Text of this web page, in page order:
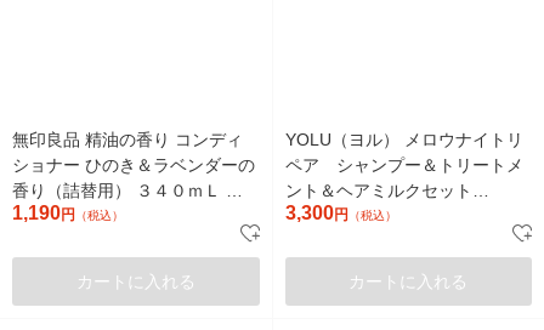
無印良品 精油の香り コンディ
ショナー ひのき＆ラベンダーの
香り（詰替用） ３４０ｍＬ 良
品計画
1,190円 （税込）
カートに入れる
YOLU（ヨル） メロウナイトリ
ペア シャンプー＆トリートメ
ント＆ヘアミルクセット
400ml+400g+120ml I-ne
3,300円 （税込）
カートに入れる